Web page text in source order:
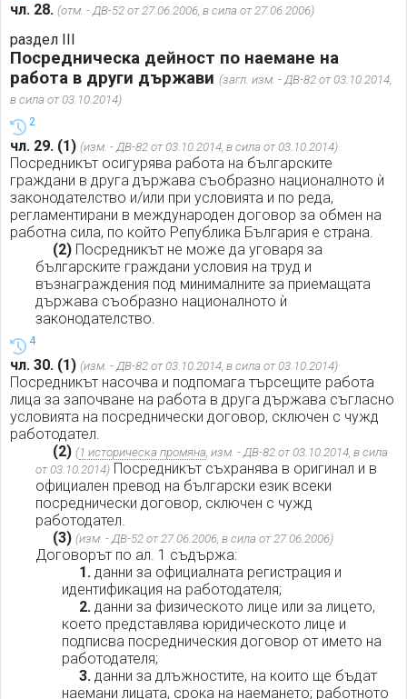
чл. 28. (отм. - ДВ-52 от 27.06.2006, в сила от 27.06.2006)
раздел III
Посредническа дейност по наемане на
работа в други държави (загл. изм. - ДВ-82 от 03.10.2014,
в сила от 03.10.2014)
2
чл. 29. (1) (изм. - ДВ-82 от 03.10.2014, в сила от 03.10.2014)
Посредникът осигурява работа на българските
граждани в друга държава съобразно националното ѝ
законодателство и/или при условията и по реда,
регламентирани в международен договор за обмен на
работна сила, по който Република България е страна.
(2) Посредникът не може да уговаря за
българските граждани условия на труд и
възнаграждения под минималните за приемащата
държава съобразно националното ѝ
законодателство.
4
чл. 30. (1) (изм. - ДВ-82 от 03.10.2014, в сила от 03.10.2014)
Посредникът насочва и подпомага търсещите работа
лица за започване на работа в друга държава съгласно
условията на посреднически договор, сключен с чужд
работодател.
(2) (1 историческа промяна, изм. - ДВ-82 от 03.10.2014, в сила
от 03.10.2014) Посредникът съхранява в оригинал и в
официален превод на български език всеки
посреднически договор, сключен с чужд
работодател.
(3) (изм. - ДВ-52 от 27.06.2006, в сила от 27.06.2006)
Договорът по ал. 1 съдържа:
1.данни за официалната регистрация и
идентификация на работодателя;
2.данни за физическото лице или за лицето,
което представлява юридическото лице и
подписва посредническия договор от името на
работодателя;
3.данни за длъжностите, на които ще бъдат
наемани лицата, срока на наемането; работното